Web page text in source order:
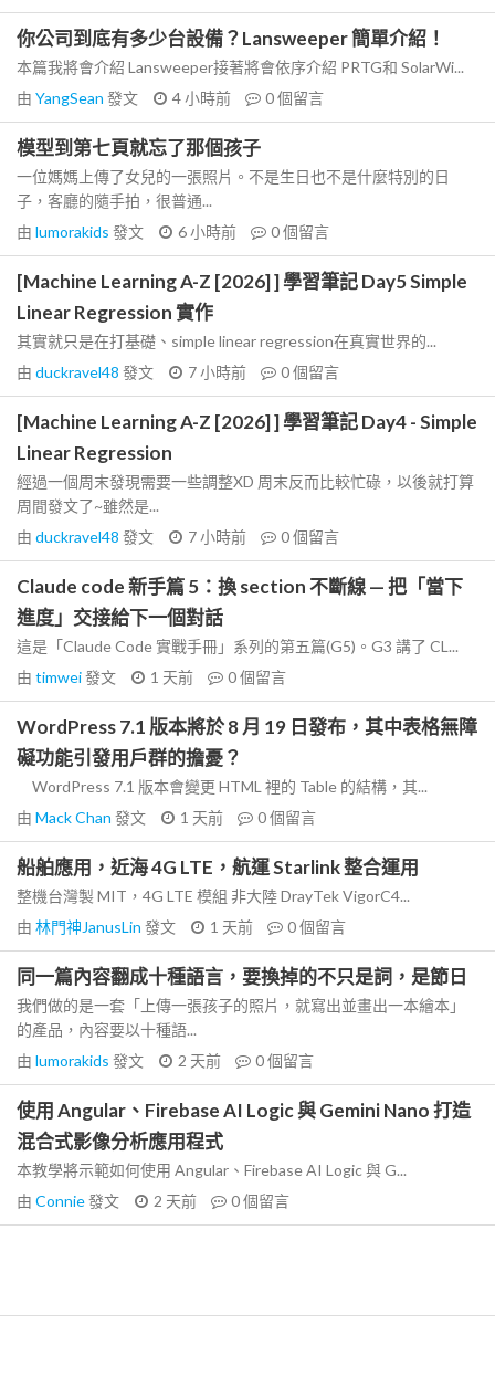
你公司到底有多少台設備？Lansweeper 簡單介紹！
本篇我將會介紹 Lansweeper接著將會依序介紹 PRTG和 SolarWi...
由 YangSean 發文 4 小時前 0個留言
模型到第七頁就忘了那個孩子
一位媽媽上傳了女兒的一張照片。不是生日也不是什麼特別的日
子，客廳的隨手拍，很普通...
由 lumorakids 發文 6 小時前 0個留言
[Machine Learning A-Z [2026] ] 學習筆記 Day5 Simple
Linear Regression 實作
其實就只是在打基礎、simple linear regression在真實世界的...
由 duckravel48 發文 7 小時前 0個留言
[Machine Learning A-Z [2026] ] 學習筆記 Day4 - Simple
Linear Regression
經過一個周末發現需要一些調整XD 周末反而比較忙碌，以後就打算
周間發文了~雖然是...
由 duckravel48 發文 7 小時前 0個留言
Claude code 新手篇 5：換 section 不斷線 — 把「當下
進度」交接給下一個對話
這是「Claude Code 實戰手冊」系列的第五篇(G5)。G3 講了 CL...
由 timwei發文 1 天前 0個留言
WordPress 7.1 版本將於 8 月 19 日發布，其中表格無障
礙功能引發用戶群的擔憂？
WordPress 7.1 版本會變更 HTML 裡的 Table 的結構，其...
由 Mack Chan 發文 1 天前 0個留言
船舶應用，近海 4G LTE，航運 Starlink 整合運用
整機台灣製 MIT，4G LTE 模組 非大陸 DrayTek VigorC4...
由 林門神JanusLin 發文 1 天前 0個留言
同一篇內容翻成十種語言，要換掉的不只是詞，是節日
我們做的是一套「上傳一張孩子的照片，就寫出並畫出一本繪本」
的產品，內容要以十種語...
由 lumorakids 發文 2 天前 0個留言
使用 Angular、Firebase AI Logic 與 Gemini Nano 打造
混合式影像分析應用程式
本教學將示範如何使用 Angular、Firebase AI Logic 與 G...
由 Connie發文 2 天前 0個留言